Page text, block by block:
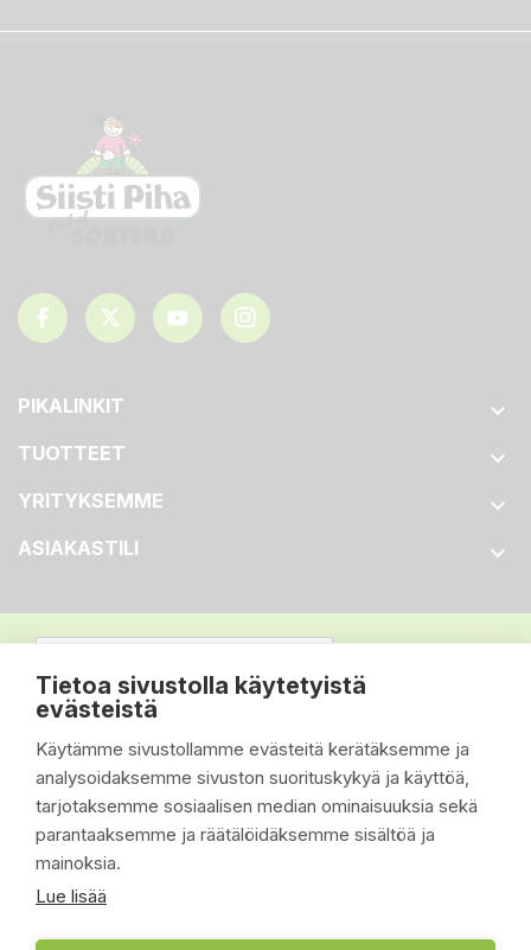
Tietoa sivustolla käytetyistä
evästeistä
Käytämme sivustollamme evästeitä kerätäksemme ja
analysoidaksemme sivuston suorituskykyä ja käyttöä,
tarjotaksemme sosiaalisen median ominaisuuksia sekä
parantaaksemme ja räätälöidäksemme sisältöä ja
mainoksia.
Lue lisää
PIKALINKIT 
TUOTTEET 
YRITYKSEMME 
ASIAKASTILI 